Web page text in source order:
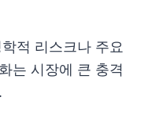
적 리스크나 주요
는 시장에 큰 충격